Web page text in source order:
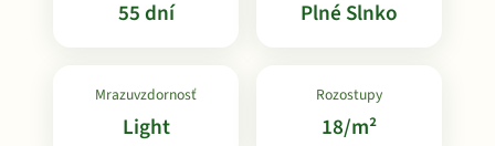
55 dní Plné Slnko
Mrazuvzdornosť
Light
Rozostupy
18/m²